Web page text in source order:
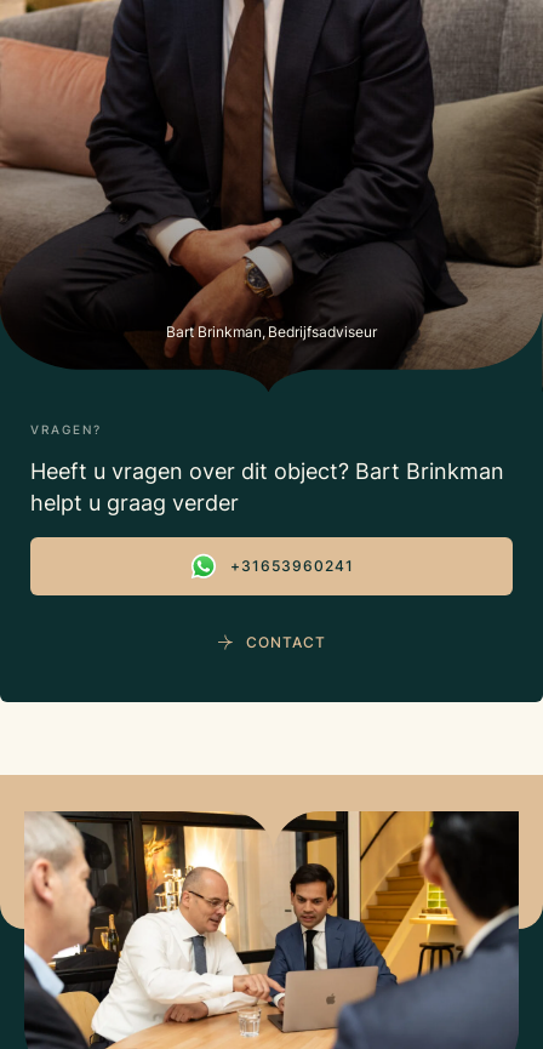
Bart Brinkman, Bedrijfsadviseur
VRAGEN?
Heeft u vragen over dit object? Bart Brinkman
helpt u graag verder
+31653960241
CONTACT